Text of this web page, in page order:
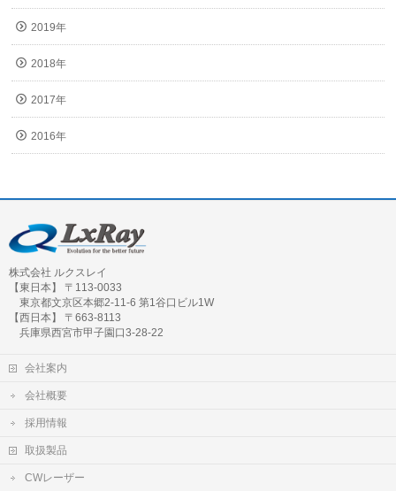
2019年
2018年
2017年
2016年
株式会社 ルクスレイ
【東日本】 〒113-0033
東京都文京区本郷2-11-6 第1谷口ビル1W
【西日本】 〒663-8113
兵庫県西宮市甲子園口3-28-22
会社案内
会社概要
採用情報
取扱製品
CWレーザー